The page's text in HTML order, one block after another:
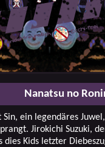
Nanatsu no
ein legendäres
Jirokichi Suzuki,
Kids letzter